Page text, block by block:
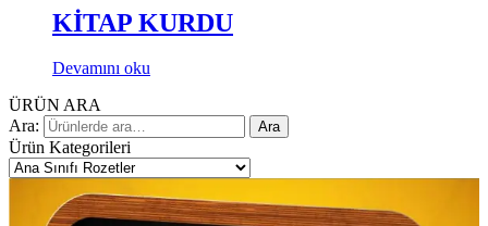
KİTAP KURDU
Devamını oku
ÜRÜN ARA
Ara:
Ara
Ürün Kategorileri